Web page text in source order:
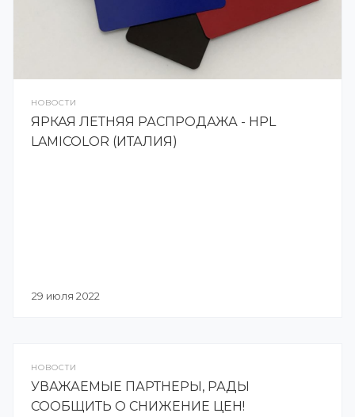
НОВОСТИ
ЯРКАЯ ЛЕТНЯЯ РАСПРОДАЖА - HPL
LAMICOLOR (ИТАЛИЯ)
29 июля 2022
НОВОСТИ
УВАЖАЕМЫЕ ПАРТНЕРЫ, РАДЫ
СООБЩИТЬ О СНИЖЕНИЕ ЦЕН!